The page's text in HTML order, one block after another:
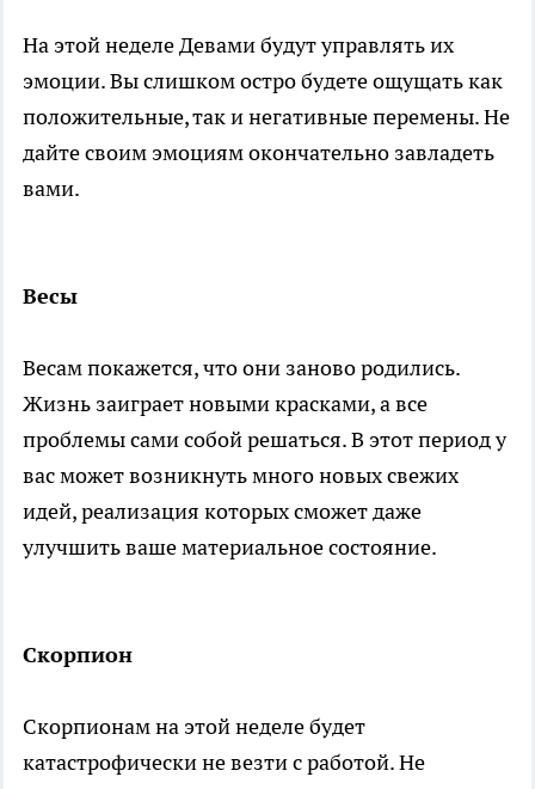
На этой неделе Девами будут управлять их
эмоции. Вы слишком остро будете ощущать как
положительные, так и негативные перемены. Не
дайте своим эмоциям окончательно завладеть
вами.
Весы
Весам покажется, что они заново родились.
Жизнь заиграет новыми красками, а все
проблемы сами собой решаться. В этот период у
вас может возникнуть много новых свежих
идей, реализация которых сможет даже
улучшить ваше материальное состояние.
Скорпион
Скорпионам на этой неделе будет
катастрофически не везти с работой. Не